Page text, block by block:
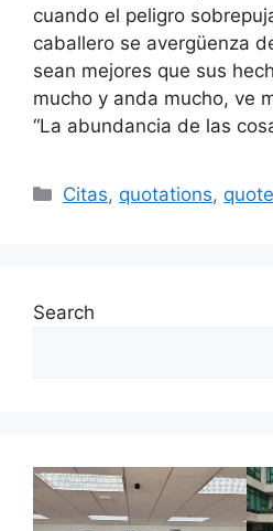
cuando el peligro
caballero se avergüenza
sean mejores que sus
mucho y anda mucho, ve
“La abundancia de las
Categories
Citas, quotations,
Search